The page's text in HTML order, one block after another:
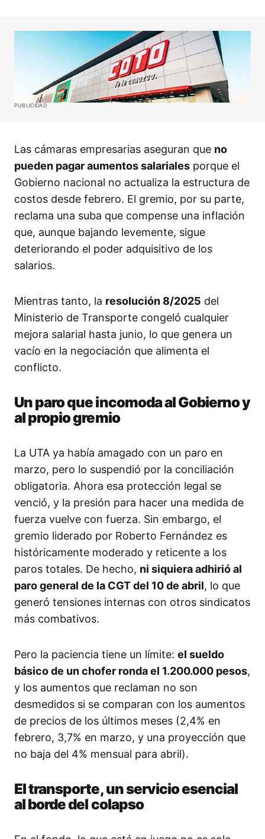
PUBLICIDAD
Las cámaras empresarias aseguran que no
pueden pagar aumentos salariales porque el
Gobierno nacional no actualiza la estructura de
costos desde febrero. El gremio, por su parte,
reclama una suba que compense una inflación
que, aunque bajando levemente, sigue
deteriorando el poder adquisitivo de los
salarios.
Mientras tanto, la resolución 8/2025 del
Ministerio de Transporte congeló cualquier
mejora salarial hasta junio, lo que genera un
vacío en la negociación que alimenta el
conflicto.
Un paro que incomoda al Gobierno y
al propio gremio
La UTA ya había amagado con un paro en
marzo, pero lo suspendió por la conciliación
obligatoria. Ahora esa protección legal se
venció, y la presión para hacer una medida de
fuerza vuelve con fuerza. Sin embargo, el
gremio liderado por Roberto Fernández es
históricamente moderado y reticente a los
paros totales. De hecho, ni siquiera adhirió al
paro general de la CGT del 10 de abril, lo que
generó tensiones internas con otros sindicatos
más combativos.
Pero la paciencia tiene un límite: el sueldo
básico de un chofer ronda el 1.200.000 pesos,
y los aumentos que reclaman no son
desmedidos si se comparan con los aumentos
de precios de los últimos meses (2,4% en
febrero, 3,7% en marzo, y una proyección que
no baja del 4% mensual para abril).
El transporte, un servicio esencial
al borde del colapso